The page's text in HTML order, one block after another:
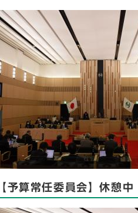
【予算常任委員会】休憩中